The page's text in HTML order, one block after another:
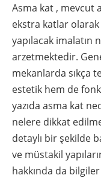
Asma kat , mevcut
ekstra katlar
yapılacak imalatın
arzetmektedir.
mekanlarda sıkça
estetik hem de
yazıda asma kat
nelere dikkat
detaylı bir şekilde
ve müstakil
hakkında da